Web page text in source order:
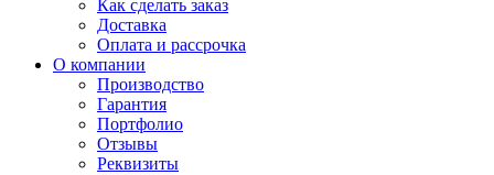
Как сделать заказ
Доставка
Оплата и рассрочка
О компании
Производство
Гарантия
Портфолио
Отзывы
Реквизиты